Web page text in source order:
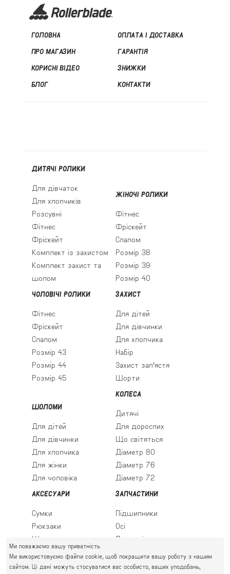
ГОЛОВНА
ПРО МАГАЗИН
КОРИСНІ ВІДЕО
БЛОГ
ОПЛАТА І ДОСТАВКА
ГАРАНТІЯ
ЗНИЖКИ
КОНТАКТИ
ДИТЯЧІ РОЛИКИ
Для дівчаток
Для хлопчиків
Розсувні
Фітнес
Фріскейт
Комплект із захистом
Комплект захист та
шолом
ЖІНОЧІ РОЛИКИ
Фітнес
Фріскейт
Слалом
Розмір 38
Розмір 39
Розмір 40
ЧОЛОВІЧІ РОЛИКИ
Фітнес
Фріскейт
Слалом
Розмір 43
Розмір 44
Розмір 45
ЗАХИСТ
Для дітей
Для дівчинки
Для хлопчика
Набір
Захист зап'ястя
Шорти
ШОЛОМИ
Для дітей
Для дівчинки
Для хлопчика
Для жінки
Для чоловіка
КОЛЕСА
Дитячі
Для дорослих
Що світяться
Діаметр 80
Діаметр 76
Діаметр 72
АКСЕСУАРИ
Сумки
Рюкзаки
Шкарпетки
ЗАПЧАСТИНИ
Підшипники
Осі
Льодові леза
Ми поважаємо вашу приватність
Ми використовуємо файли cookie, щоб покращити вашу роботу з нашим
сайтом. Ці дані можуть стосуватися вас особисто, ваших уподобань,